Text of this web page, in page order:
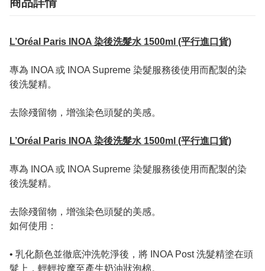
L’Oréal Paris INOA 染後洗髮水 1500ml (平行進口貨)
專為 INOA 或 INOA Supreme 染髮服務後使用而配製的染
後洗髮精。
去除殘留物，增強染色頭髮的美感。
L’Oréal Paris INOA 染後洗髮水 1500ml (平行進口貨)
專為 INOA 或 INOA Supreme 染髮服務後使用而配製的染
後洗髮精。
去除殘留物，增強染色頭髮的美感。
如何使用：
• 乳化顏色並徹底沖洗乾淨後，將 INOA Post 洗髮精塗在頭
髮上，輕輕按摩至產生奶油狀泡棉。